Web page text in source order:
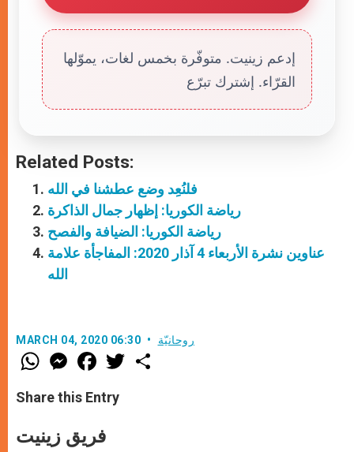
إدعم زينيت. متوفّرة بخمس لغات، يموّلها
القرّاء. إشترك تبرّع
Related Posts:
فلنُعِد وضع عطشنا في الله
رياضة الكوريا: إظهار جمال الذاكرة
رياضة الكوريا: الضيافة والفصح
عناوين نشرة الأربعاء 4 آذار 2020: المفاجأة علامة
الله
MARCH 04, 2020 06:30 روحانيّة
W
h
t
s
p
p
M
e
s
e
g
e
F
a
e
b
o
k
w
Share this Entry
فريق زينيت